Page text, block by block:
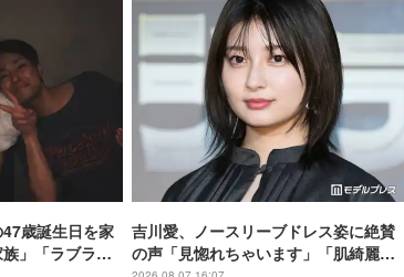
歳誕生日を家
」「ラブラブ
吉川愛、ノースリーブドレス姿に絶賛
の声「見惚れちゃいます」「肌綺麗す